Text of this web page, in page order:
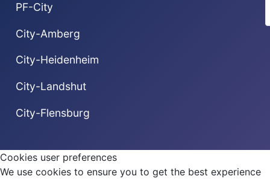
PF-City
City-Amberg
City-Heidenheim
City-Landshut
City-Flensburg
Cookies user preferences
We use cookies to ensure you to get the best experience